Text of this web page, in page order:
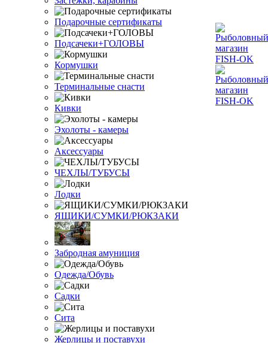
Подарочные сертификаты
Подсачеки+ГОЛОВЫ
Кормушки
Терминальные снасти
Кивки
Эхолоты - камеры
Аксессуары
ЧЕХЛЫ/ТУБУСЫ
Лодки
ЯЩИКИ/СУМКИ/РЮКЗАКИ
Забродная амуниция
Одежда/Обувь
Садки
Сита
Жерлицы и поставухи